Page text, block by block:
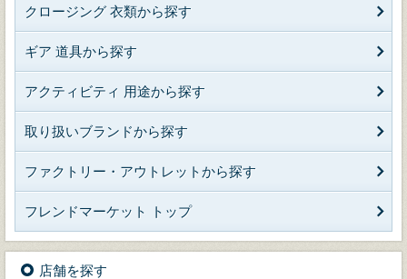
クロージング 衣類から探す
ギア 道具から探す
アクティビティ 用途から探す
取り扱いブランドから探す
ファクトリー・アウトレットから探す
フレンドマーケット トップ
店舗を探す